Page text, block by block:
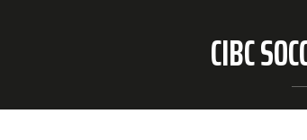
CIBC